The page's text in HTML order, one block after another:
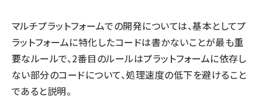
マルチプラットフォームでの開発については、基本としてプ
ラットフォームに特化したコードは書かないことが最も重
要なルールで、2番目のルールはプラットフォームに依存し
ない部分のコードについて、処理速度の低下を避けること
であると説明。